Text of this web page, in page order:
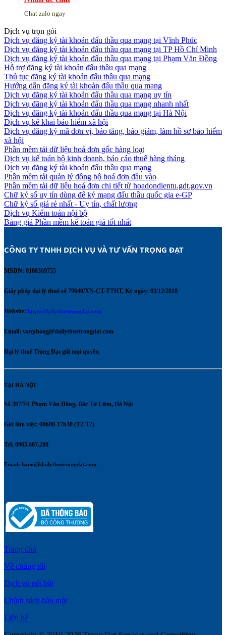
Chat zalo ngay
Dịch vụ trọn gói
Dịch vụ đăng ký tài khoản đấu thầu qua mạng tại Vĩnh Phúc
Dịch vụ đăng ký tài khoản đấu thầu qua mạng tại TP Hồ Chí Minh
Dịch vụ đăng ký tài khoản đấu thầu qua mạng tại Phạm Văn Đồng
Hỗ trợ đăng ký tài khoản đấu thầu qua mạng
Thủ tục đăng ký tài khoản đấu thầu qua mạng
Hướng dẫn đăng ký tài khoản đấu thầu qua mạng
Dịch vụ đăng ký tài khoản đấu thầu qua mạng uy tín
Dịch vụ đăng ký tài khoản đấu thầu qua mạng nhanh nhất
Dịch vụ đăng ký tài khoản đấu thầu qua mạng tại Hà Nội
Dịch vụ kê khai bảo hiểm xã hội
Dịch vụ đăng ký mã đơn vị, báo tăng, báo giảm, làm hồ sơ bảo hiểm
xã hội
Phần mềm tải dữ liệu hoá đơn gốc hàng loạt
Dịch vụ kế toán hộ kinh doanh, báo cáo thuế hàng tháng
Dịch vụ đăng ký tài khoản đấu thầu qua mạng
Phần mềm tải quản lý đồng bộ hoá đơn đầu vào
Phần mềm tải dữ liệu hoá đơn chi tiết từ hoadondientu.gdt.gov.vn
Chữ ký số uy tín dùng để ký mạng đấu thầu quốc gia e-GP
Chữ ký số giá rẻ nhất - Uy tín, chất lượng
Dịch vụ Kiểm toán nội bộ
Bảng giá Phần mềm kế toán giá tốt nhất
CÔNG TY TNHH DỊCH VỤ VÀ TƯ VẤN TRỌNG ĐẠT
MSDN: 0108369755
Giấy phép đại lý thuế số 79640/XN-CT-TTHT, Ký ngày: 03/12/2018
Website: https://dailythuetrongdat.com
Email: vanphong@dailythuetrongdat.com
Đại lý thuế Trọng Đạt giữ mọi quyền
TẠI HÀ NỘI
Số 397/7/1 Phạm Văn Đồng, Bắc Từ Liêm, Hà Nội
Giờ làm việc: 08h00-17h30 (T2-T7)
Tel: 0965.607.288
Email: hanoi@dailythuetrongdat.com
Trang chủ
Về chúng tôi
Dịch vụ nổi bật
Chính sách bảo mật
Liên hệ